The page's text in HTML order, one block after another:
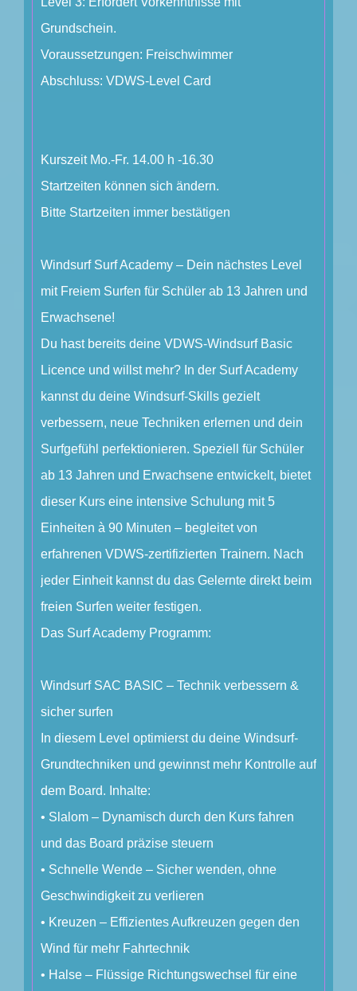
Grundschein.
Voraussetzungen: Freischwimmer
Abschluss: VDWS-Level Card
Kurszeit Mo.-Fr. 14.00 h -16.30
Startzeiten können sich ändern.
Bitte Startzeiten immer bestätigen
Windsurf Surf Academy – Dein nächstes Level
mit Freiem Surfen für Schüler ab 13 Jahren und
Erwachsene!
Du hast bereits deine VDWS-Windsurf Basic
Licence und willst mehr? In der Surf Academy
kannst du deine Windsurf-Skills gezielt
verbessern, neue Techniken erlernen und dein
Surfgefühl perfektionieren. Speziell für Schüler
ab 13 Jahren und Erwachsene entwickelt, bietet
dieser Kurs eine intensive Schulung mit 5
Einheiten à 90 Minuten – begleitet von
erfahrenen VDWS-zertifizierten Trainern. Nach
jeder Einheit kannst du das Gelernte direkt beim
freien Surfen weiter festigen.
Das Surf Academy Programm:
Windsurf SAC BASIC – Technik verbessern &
sicher surfen
In diesem Level optimierst du deine Windsurf-
Grundtechniken und gewinnst mehr Kontrolle auf
dem Board. Inhalte:
• Slalom – Dynamisch durch den Kurs fahren
und das Board präzise steuern
• Schnelle Wende – Sicher wenden, ohne
Geschwindigkeit zu verlieren
• Kreuzen – Effizientes Aufkreuzen gegen den
Wind für mehr Fahrtechnik
• Halse – Flüssige Richtungswechsel für eine